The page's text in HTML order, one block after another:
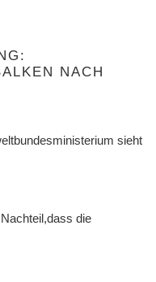
NACH
sieht
die